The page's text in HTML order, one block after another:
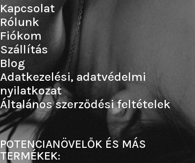
Kapcsolat
Rólunk
Fiókom
Szállítás
Blog
Adatkezelési, adatvédelmi
nyilatkozat
Általános szerződési feltételek
POTENCIANÖVELŐK ÉS MÁS
TERMÉKEK: